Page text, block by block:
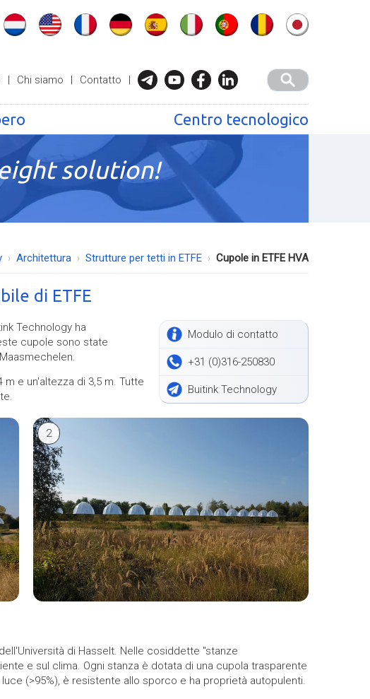
| Chi siamo | Contatto |
Centro tecnologico
solution!
Architettura Strutture per tetti in ETFE Cupole in ETFE HVA
di ETFE
Modulo di contatto
+31 (0)316-250830
Buitink Technology
Technology ha
cupole sono state
e un'altezza di 3,5 m. Tutte
2
di Hasselt. Nelle cosiddette "stanze
e sul clima. Ogni stanza è dotata di una cupola trasparente
luce (>95%), è resistente allo sporco e ha proprietà autopulenti.